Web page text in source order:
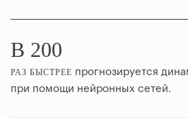
В 200
РАЗ БЫСТРЕЕ прогнозируется
при помощи нейронных сетей.